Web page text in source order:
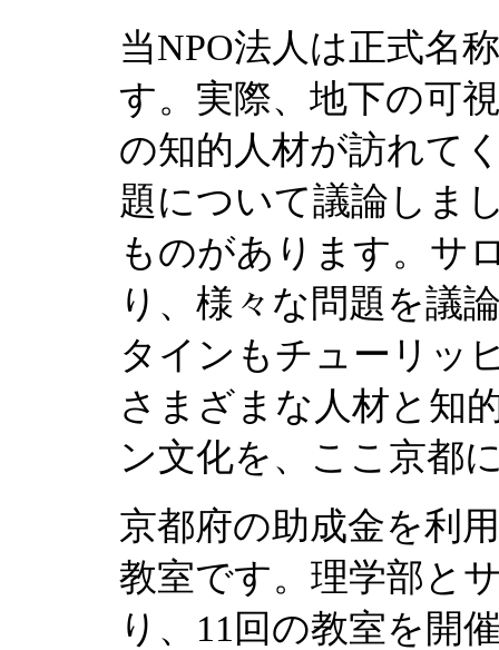
当NPO法人は正式名
す。実際、地下の可
の知的人材が訪れて
題について議論しま
ものがあります。サ
り、様々な問題を議
タインもチューリッ
さまざまな人材と知
ン文化を、ここ京都
京都府の助成金を利
教室です。理学部と
り、11回の教室を開